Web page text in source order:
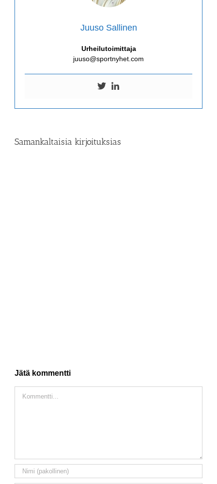
Juuso Sallinen
Urheilutoimittaja
juuso@sportnyhet.com
Samankaltaisia kirjoituksias
Jätä kommentti